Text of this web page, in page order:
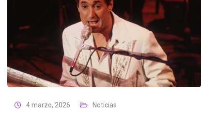
4 marzo, 2026 Noticias